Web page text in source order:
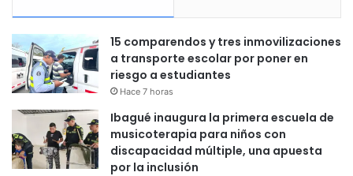
15 comparendos y tres inmovilizaciones
a transporte escolar por poner en
riesgo a estudiantes
Hace 7 horas
Ibagué inaugura la primera escuela de
musicoterapia para niños con
discapacidad múltiple, una apuesta
por la inclusión